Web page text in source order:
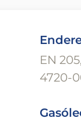
EN
4720-